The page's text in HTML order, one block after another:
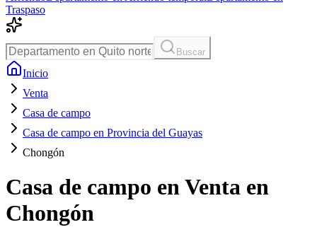
Traspaso
Buscar
Inicio
Venta
Casa de campo
Casa de campo en Provincia del Guayas
Chongón
Casa de campo en Venta en
Chongón